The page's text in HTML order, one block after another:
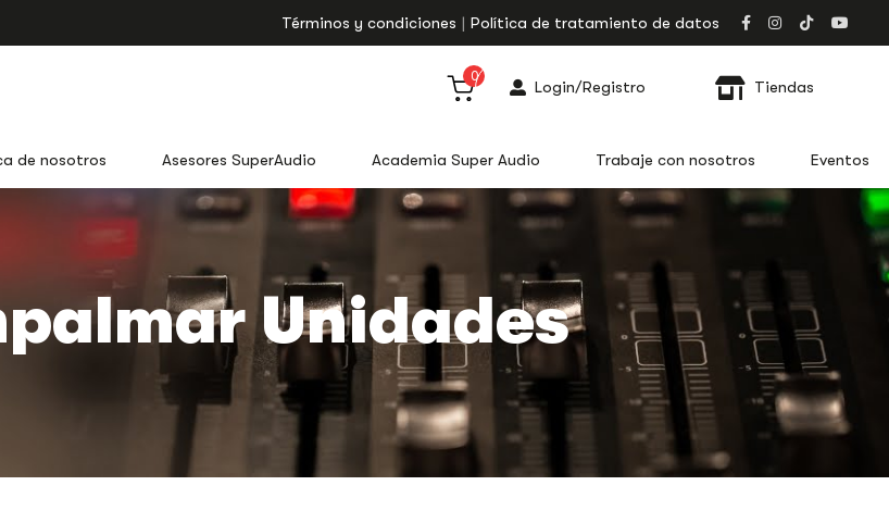
Términos y condiciones
Política de tratamiento de datos
0
Login/Registro Tiendas
de nosotros Asesores SuperAudio Academia Super Audio Trabaje con nosotros Eventos
Unidades